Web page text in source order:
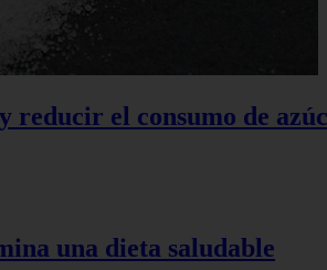
reducir el consumo de
una dieta saludable